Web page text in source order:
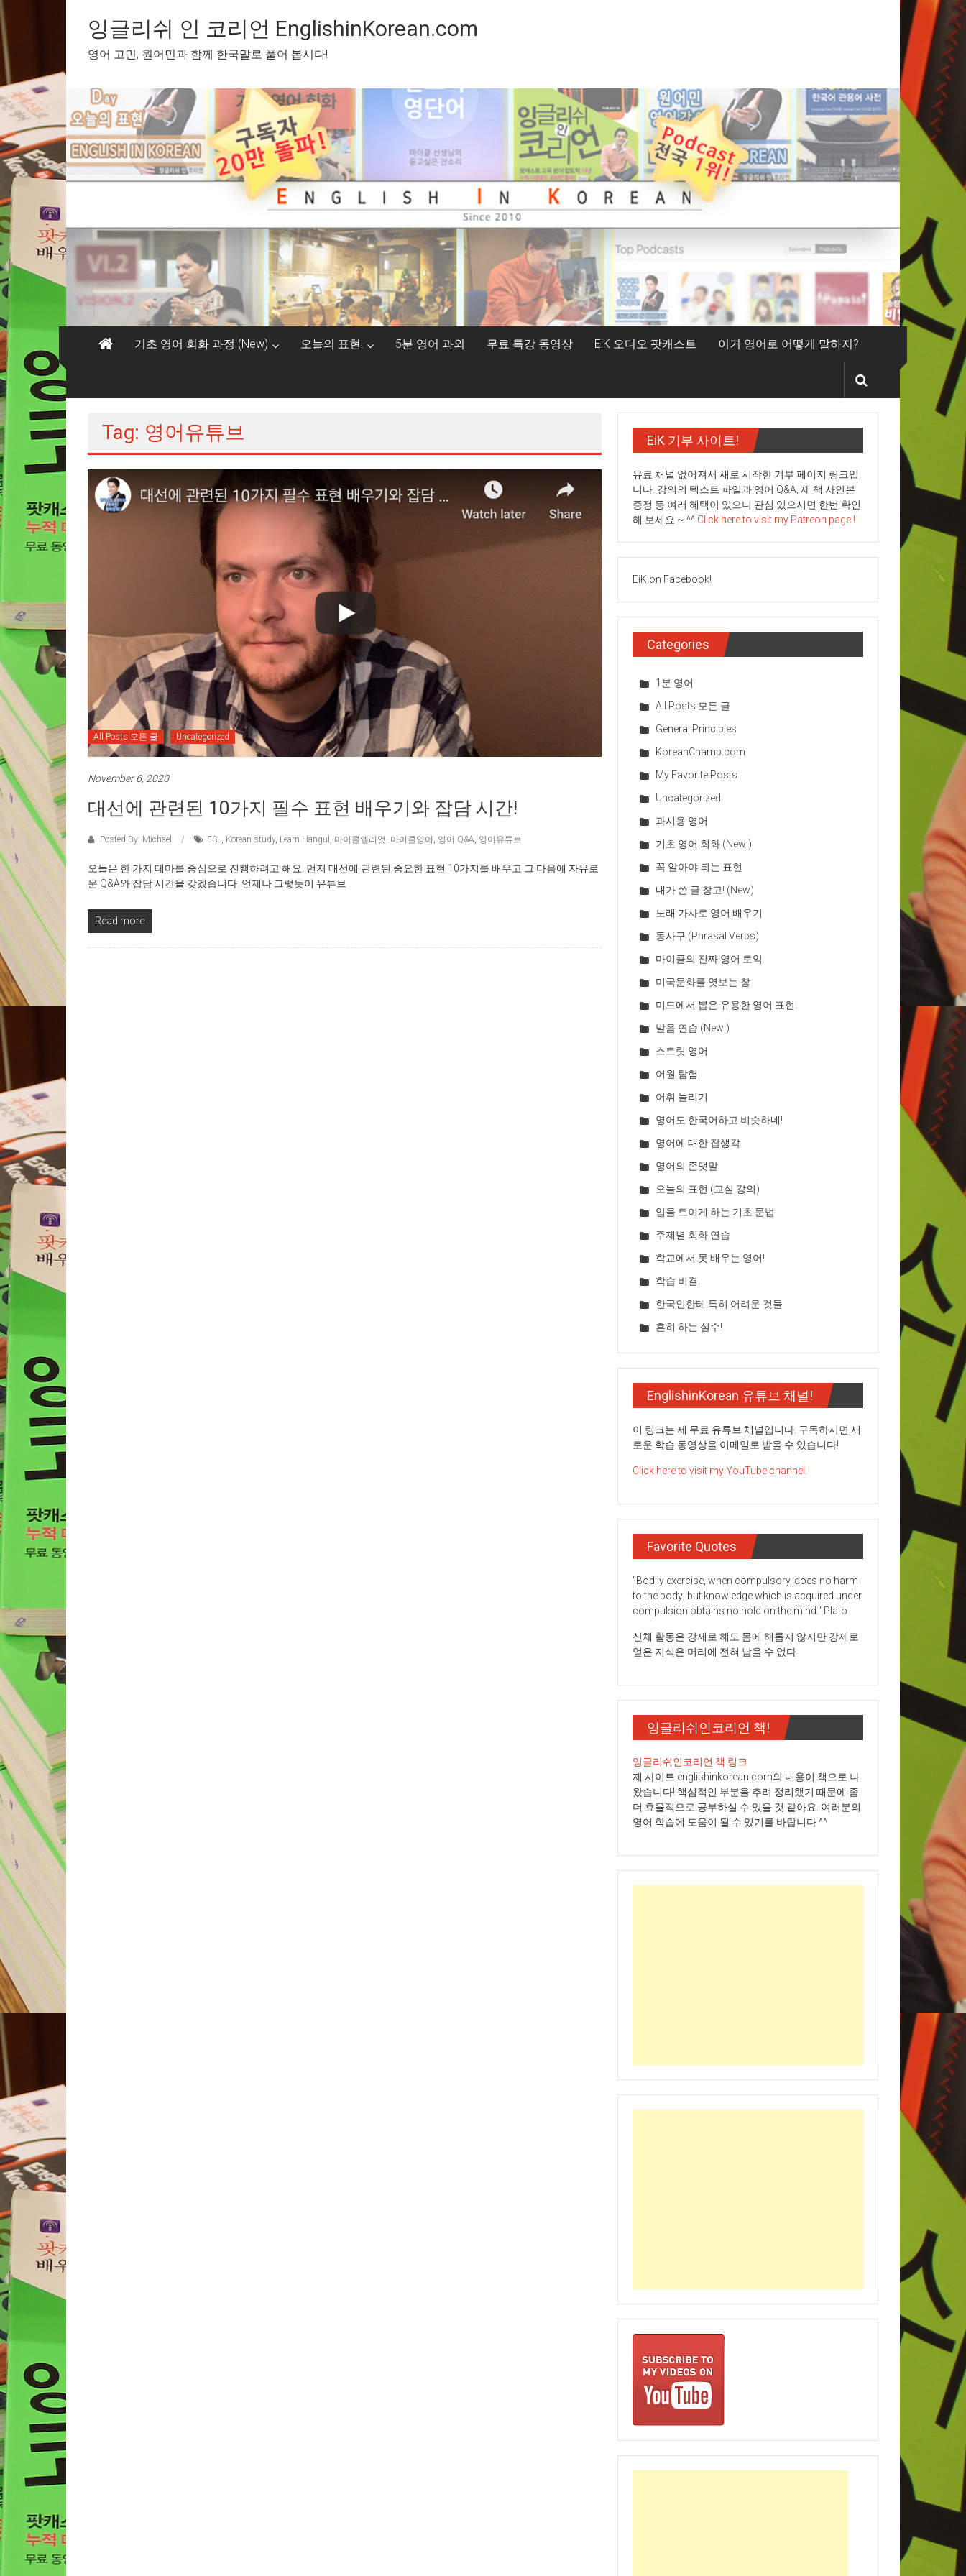
content잉글리쉬 인 코리언 EnglishinKorean.com
영어 고민, 원어민과 함께 한국말로 풀어 봅시다!
기초 영어 회화 과정 (New) 오늘의 표현! 5분 영어 과외 무료 특강 동영상 EiK 오디오 팟캐스트 이거 영어로 어떻게 말하지?
Tag: 영어유튜브
All Posts 모든 글 Uncategorized
November 6, 2020
대선에 관련된 10가지 필수 표현 배우기와 잡담 시간!
Posted By: Michael ESL, Korean study, Learn Hangul , 마이클엘리엇 , 마이클영어 , 영어 Q&A, 영어유튜브
오늘은 한 가지 테마를 중심으로 진행하려고 해요. 먼저 대선에 관련된 중요한 표현 10가지를 배우고 그 다음에 자유로
운 Q&A와 잡담 시간을 갖겠습니다. 언제나 그렇듯이 유튜브
Read more
EiK 기부 사이트!
유료 채널 없어져서 새로 시작한 기부 페이지 링크입
니다. 강의의 텍스트 파일과 영어 Q&A, 제 책 사인본
증정 등 여러 혜택이 있으니 관심 있으시면 한번 확인
해 보세요 ~ ^^ Click here to visit my Patreon pagel!
EiK on Facebook!
Categories
1분 영어
All Posts 모든 글
General Principles
KoreanChamp.com
My Favorite Posts
Uncategorized
과시용 영어
기초 영어 회화 (New!)
꼭 알아야 되는 표현
내가 쓴 글 창고! (New)
노래 가사로 영어 배우기
동사구 (Phrasal Verbs)
마이클의 진짜 영어 토익
미국문화를 엿보는 창
미드에서 뽑은 유용한 영어 표현!
발음 연습 (New!)
스트릿 영어
어원 탐험
어휘 늘리기
영어도 한국어하고 비슷하네!
영어에 대한 잡생각
영어의 존댓말
오늘의 표현 (교실 강의)
입을 트이게 하는 기초 문법
주제별 회화 연습
학교에서 못 배우는 영어!
학습 비결!
한국인한테 특히 어려운 것들
흔히 하는 실수!
EnglishinKorean 유튜브 채널!
이 링크는 제 무료 유튜브 채널입니다. 구독하시면 새
로운 학습 동영상을 이메일로 받을 수 있습니다!
Click here to visit my YouTube channel!
Favorite Quotes
"Bodily exercise, when compulsory, does no harm
to the body; but knowledge which is acquired under
compulsion obtains no hold on the mind." Plato
신체 활동은 강제로 해도 몸에 해롭지 않지만 강제로
얻은 지식은 머리에 전혀 남을 수 없다
잉글리쉬인코리언 책!
잉글리쉬인코리언 책 링크
제 사이트 englishinkorean.com의 내용이 책으로 나
왔습니다! 핵심적인 부분을 추려 정리했기 때문에 좀
더 효율적으로 공부하실 수 있을 것 같아요. 여러분의
영어 학습에 도움이 될 수 있기를 바랍니다 ^^